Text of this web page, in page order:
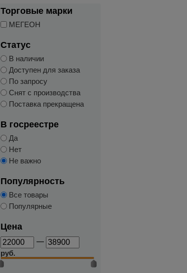
Торговые марки
МЕГЕОН
Статус
В наличии
Доступен для заказа
По запросу
Снят с производства
Поставка прекращена
В госреестре
Да
Нет
Не важно
Популярность
Все товары
Популярные
Цена
—
руб.